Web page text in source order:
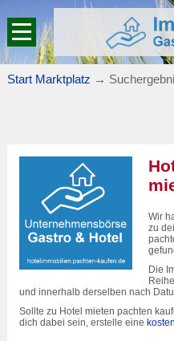
Start Marktplatz →
Wir
zu
Die
und innerhalb derselben nach
Sollte zu Hotel mieten pachten
dich dabei sein, erstelle eine